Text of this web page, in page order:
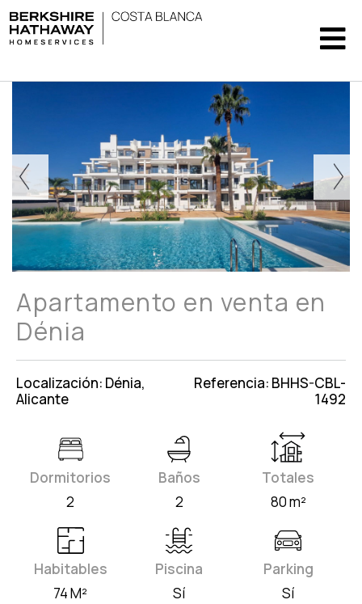
Apartamento en venta en
Dénia
Localización: Dénia,
Alicante
Referencia: BHHS-CBL-
1492
Dormitorios
2
Baños
2
Totales
80 m²
Habitables
74 M²
Piscina
Sí
Parking
Sí